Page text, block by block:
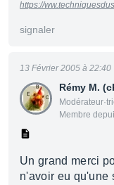
https://
signaler
Rémy M.
Membre
13 Février 2005 à 22:40
Un grand merci
n'avoir eu qu'une